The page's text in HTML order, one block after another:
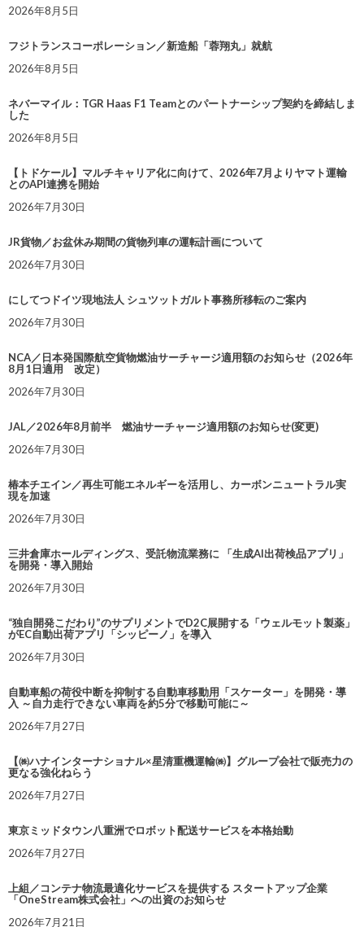
2026年8月5日
フジトランスコーポレーション／新造船「蓉翔丸」就航
2026年8月5日
ネバーマイル：TGR Haas F1 Teamとのパートナーシップ契約を締結しま
した
2026年8月5日
【トドケール】マルチキャリア化に向けて、2026年7月よりヤマト運輸
とのAPI連携を開始
2026年7月30日
JR貨物／お盆休み期間の貨物列車の運転計画について
2026年7月30日
にしてつドイツ現地法人 シュツットガルト事務所移転のご案内
2026年7月30日
NCA／日本発国際航空貨物燃油サーチャージ適用額のお知らせ（2026年
8月1日適用 改定）
2026年7月30日
JAL／2026年8月前半 燃油サーチャージ適用額のお知らせ(変更)
2026年7月30日
椿本チエイン／再生可能エネルギーを活用し、カーボンニュートラル実
現を加速
2026年7月30日
三井倉庫ホールディングス、受託物流業務に 「生成AI出荷検品アプリ」
を開発・導入開始
2026年7月30日
“独自開発こだわり”のサプリメントでD2C展開する「ウェルモット製薬」
がEC自動出荷アプリ「シッピーノ」を導入
2026年7月30日
自動車船の荷役中断を抑制する自動車移動用「スケーター」を開発・導
入 ～自力走行できない車両を約5分で移動可能に～
2026年7月27日
【㈱ハナインターナショナル×星清重機運輸㈱】グループ会社で販売力の
更なる強化ねらう
2026年7月27日
東京ミッドタウン八重洲でロボット配送サービスを本格始動
2026年7月27日
上組／コンテナ物流最適化サービスを提供する スタートアップ企業
「OneStream株式会社」への出資のお知らせ
2026年7月21日